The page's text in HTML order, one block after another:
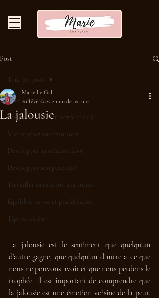
Post
Tous les posts
Vos pensées créent votre réalité
Mieux gérer vos émotions
Developper sa relation à soi
Développer son potentiel
Travailler sa relation aux autres
Equilibre de vie et planification
Tips en vidéo
Tous les posts
La jalousie
Marie Le Gall
20 févr. 20222 min de lecture
La jalousie est le sentiment que quelqu’un
d’autre gagne, que quelqu’un d’autre a ce que
nous ne pouvons avoir et que nous perdons le
trophée. Il est important de comprendre que
la jalousie est une émotion voisine de la peur.